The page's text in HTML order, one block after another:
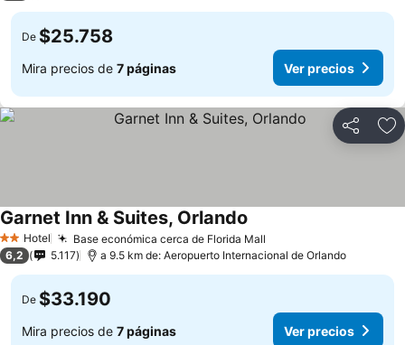
De $25.758
Mira precios de 7 páginas Ver precios
Compartir
2 Estrellas
Hotel Base económica cerca de Florida Mall
Garnet Inn & Suites, Orlando
6,2 5.117 a 9.5 km de: Aeropuerto Internacional de Orlando
De $33.190
Mira precios de 7 páginas Ver precios